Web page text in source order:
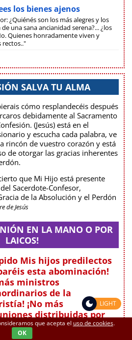
los bienes ajenos
¿Quiénés son los más alegres y los
una sana ancianidad serena?... ¿los
Quienes honradamente viven y
rectos.."
SALVA TU ALMA
cómo resplandecéis después
debidamente al Sacramento
(Jesús) está en el
y escucha cada palabra, ve
rincón de vuestro corazón y está
de otorgar las gracias inherentes
que Mi Hijo está presente
Sacerdote-Confesor,
de la Absolución y el Perdón
de Jesús
EN LA MANO O POR
LAICOS!
pido Mis hijos predilectos
esta abominación!
ministros
de la
¡No más
distribuidas por
en la mano!"
que acepta el uso de cookies.
OK
LIGHT